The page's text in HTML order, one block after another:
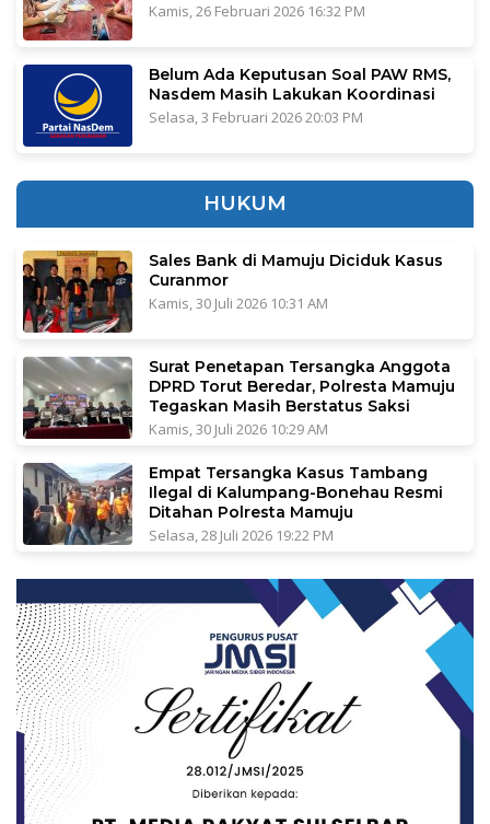
Kamis, 26 Februari 2026 16:32 PM
Belum Ada Keputusan Soal PAW RMS,
Nasdem Masih Lakukan Koordinasi
Selasa, 3 Februari 2026 20:03 PM
HUKUM
Sales Bank di Mamuju Diciduk Kasus
Curanmor
Kamis, 30 Juli 2026 10:31 AM
Surat Penetapan Tersangka Anggota
DPRD Torut Beredar, Polresta Mamuju
Tegaskan Masih Berstatus Saksi
Kamis, 30 Juli 2026 10:29 AM
Empat Tersangka Kasus Tambang
Ilegal di Kalumpang-Bonehau Resmi
Ditahan Polresta Mamuju
Selasa, 28 Juli 2026 19:22 PM